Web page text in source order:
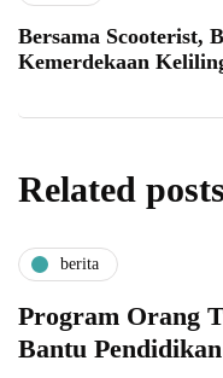
Bersama Scooterist,
Kemerdekaan
Related posts
berita
Program Orang
Bantu